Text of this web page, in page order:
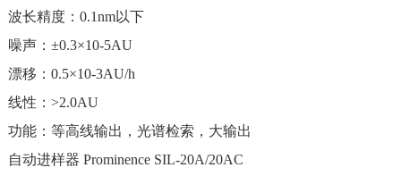
波长精度：0.1nm以下
噪声：±0.3×10-5AU
漂移：0.5×10-3AU/h
线性：>2.0AU
功能：等高线输出，光谱检索，大输出
自动进样器 Prominence SIL-20A/20AC